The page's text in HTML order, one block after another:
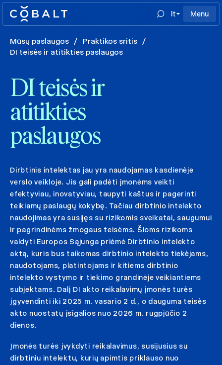
lt Menu
Mūsų paslaugos / Praktikos sritis /
DI teisės ir atitikties paslaugos
DI teisės ir
atitikties
paslaugos
Dirbtinis intelektas jau yra naudojamas kasdienėje
verslo veikloje. Jis gali padėti įmonėms veikti
efektyviau, inovatyviau, taupyti kaštus ir pagerinti
teikiamų paslaugų kokybę. Tačiau dirbtinio intelekto
naudojimas yra susijęs su rizikomis sveikatai, saugumui
ir pagrindinėms žmogaus teisėms. Šioms rizikoms
valdyti Europos Sąjunga priėmė Dirbtinio intelekto
aktą, kuris bus taikomas dirbtinio intelekto tiekėjams,
naudotojams, platintojams ir kitiems dirbtinio
intelekto vystymo ir tiekimo grandinėje veikiantiems
subjektams. Dalį DI akto reikalavimų įmonės turės
įgyvendinti iki 2025 m. vasario 2 d., o dauguma teisės
akto nuostatų įsigalios nuo 2026 m. rugpjūčio 2
dienos.
Įmonės turės įvykdyti reikalavimus, susijusius su
dirbtiniu intelektu, kurių apimtis priklauso nuo